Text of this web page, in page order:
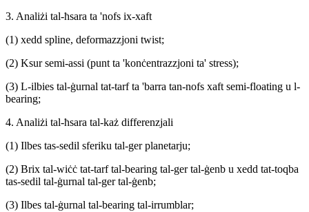
3. Analiżi tal-ħsara ta 'nofs ix-xaft
(1) xedd spline, deformazzjoni twist;
(2) Ksur semi-assi (punt ta 'konċentrazzjoni ta' stress);
(3) L-ilbies tal-ġurnal tat-tarf ta 'barra tan-nofs xaft semi-floating u l-
bearing;
4. Analiżi tal-ħsara tal-każ differenzjali
(1) Ilbes tas-sedil sferiku tal-ger planetarju;
(2) Brix tal-wiċċ tat-tarf tal-bearing tal-ger tal-ġenb u xedd tat-toqba
tas-sedil tal-ġurnal tal-ger tal-ġenb;
(3) Ilbes tal-ġurnal tal-bearing tal-irrumblar;